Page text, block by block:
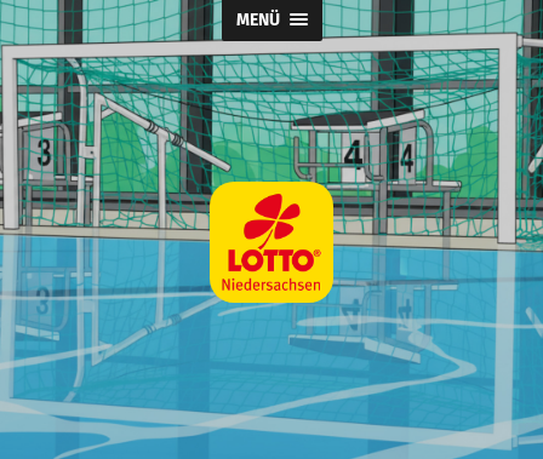
MENÜ
Wasserball
@